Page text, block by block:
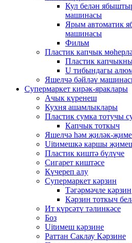
Кул белән
машинасы
Ярым автоматик
машинасы
Фильм
Пластик капчык
Пластик
U тибындагы
Яшелчә бәйләү
Супермаркет кирәк-яраклары
Ачык күренеш
Кухня ашамлыклары
Пластик сумка тотучы
Капчык тоткыч
Яшелчә һәм җиләк-
Uitимешкә каршы
Пластик киштә бүлүче
Сигарет киштәсе
Күчереп алу
Супермаркет кәрзин
Тәгәрмәчле кәрзин
Кәрзин тоткыч
Ит күрсәтү тәлинкәсе
Боз
Uitимеш кәрзине
Раттан Саклау Кәрзине